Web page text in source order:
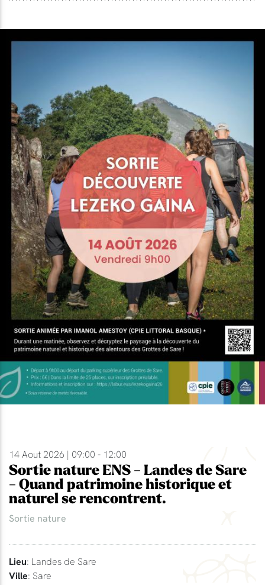
14 Aout 2026 | 09:00 - 12:00
Sortie nature ENS - Landes de Sare
- Quand patrimoine historique et
naturel se rencontrent.
Sortie nature
Lieu: Landes de Sare
Ville: Sare